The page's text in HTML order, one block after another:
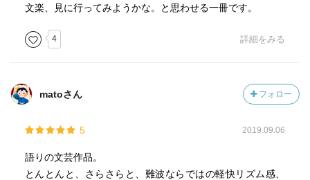
文楽、見に行ってみようかな。と思わせる一冊です。
4 詳細をみる
matoさん フォロー
5 2019.09.06
語りの文芸作品。
とんとんと、さらさらと、難波ならではの軽快リズム感、